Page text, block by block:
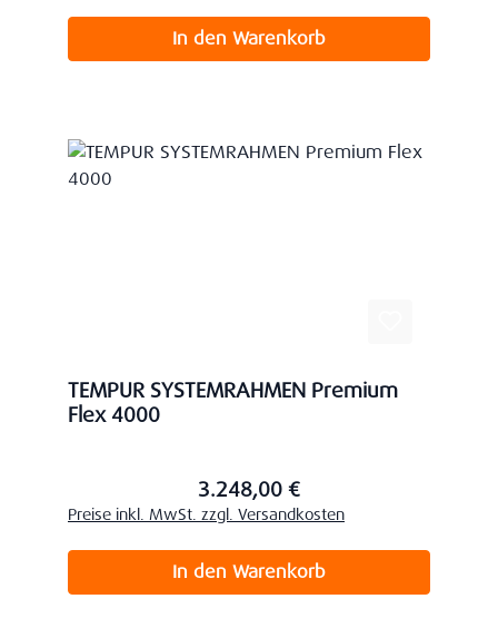
In den Warenkorb
TEMPUR SYSTEMRAHMEN Premium
Flex 4000
Regulärer Preis:3.248,00 €
Preise inkl. MwSt. zzgl. Versandkosten
In den Warenkorb